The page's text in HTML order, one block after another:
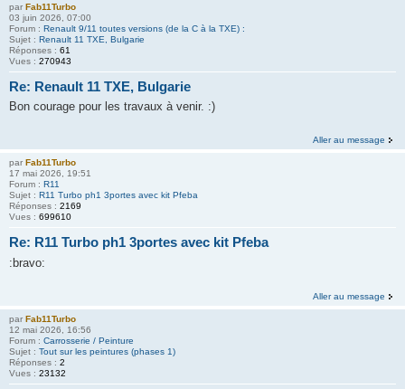
par Fab11Turbo
03 juin 2026, 07:00
Forum : Renault 9/11 toutes versions (de la C à la TXE) :
Sujet : Renault 11 TXE, Bulgarie
Réponses : 61
Vues : 270943
Re: Renault 11 TXE, Bulgarie
Bon courage pour les travaux à venir. :)
Aller au message
par Fab11Turbo
17 mai 2026, 19:51
Forum : R11
Sujet : R11 Turbo ph1 3portes avec kit Pfeba
Réponses : 2169
Vues : 699610
Re: R11 Turbo ph1 3portes avec kit Pfeba
:bravo:
Aller au message
par Fab11Turbo
12 mai 2026, 16:56
Forum : Carrosserie / Peinture
Sujet : Tout sur les peintures (phases 1)
Réponses : 2
Vues : 23132